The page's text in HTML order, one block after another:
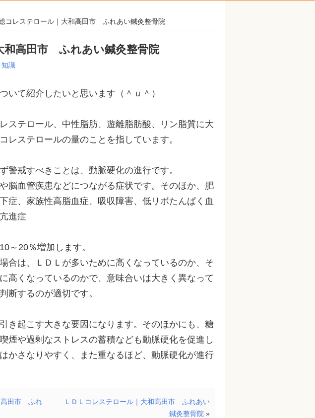
コレステロール｜大和高田市 ふれあい鍼灸整骨院
和高田市 ふれあい鍼灸整骨院
知識
いて紹介したいと思います（＾ｕ＾）
ステロール、中性脂肪、遊離脂肪酸、リン脂質に大
レステロールの量のことを指しています。
警戒すべきことは、動脈硬化の進行です。
脳血管疾患などにつながる症状です。そのほか、肥
症、家族性高脂血症、吸収障害、低リボたんぱく血
進症
～20％増加します。
合は、ＬＤＬが多いために高くなっているのか、そ
高くなっているのかで、意味合いは大きく異なって
断するのが適切です。
き起こす大きな要因になります。そのほかにも、糖
煙や過剰なストレスの蓄積なども動脈硬化を促進し
かさなりやすく、また重なるほど、動脈硬化が進行
ＬＤＬコレステロール｜大和高田市 ふれあい
鍼灸整骨院 »
高田市 ふれ